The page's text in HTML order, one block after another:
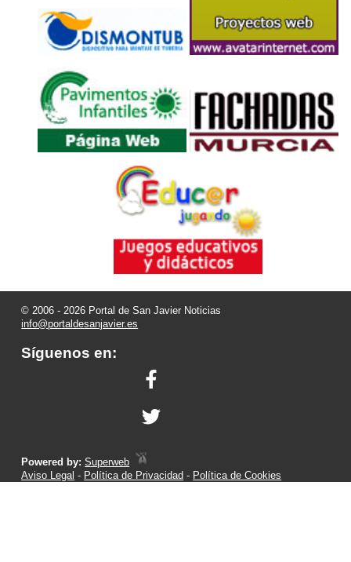
© 2006 - 2026 Portal de San Javier Noticias
info@portaldesanjavier.es
Síguenos en:
Powered by:Superweb
Aviso Legal - Política de Privacidad - Política de Cookies